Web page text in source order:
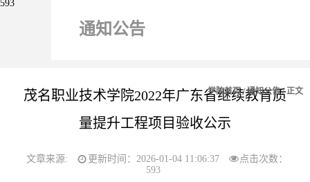
通知公告
学院首页/通知公告/ 正文
593
茂名职业技术学院2022年广东省继续教育质
量提升工程项目验收公示
文章来源: 更新时间：2026-01-04 11:06:37
点击次数：
593